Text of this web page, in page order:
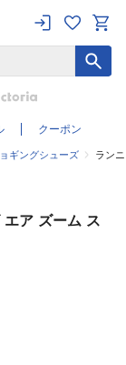
クーポン
ギングシューズ ラン
ア ズーム ス